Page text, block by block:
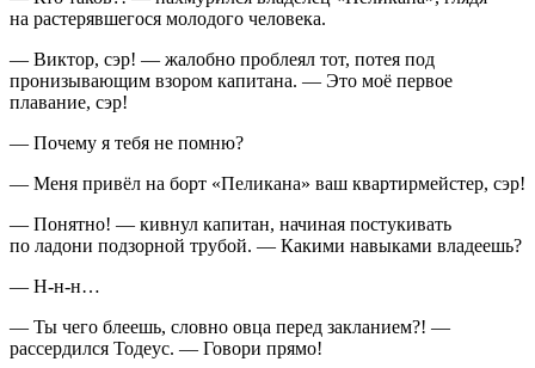
на растерявшегося молодого человека.
— Виктор, сэр! — жалобно проблеял тот, потея под
пронизывающим взором капитана. — Это моё первое
плавание, сэр!
— Почему я тебя не помню?
— Меня привёл на борт «Пеликана» ваш квартирмейстер, сэр!
— Понятно! — кивнул капитан, начиная постукивать
по ладони подзорной трубой. — Какими навыками владеешь?
— Н-н-н…
— Ты чего блеешь, словно овца перед закланием?! —
рассердился Тодеус. — Говори прямо!